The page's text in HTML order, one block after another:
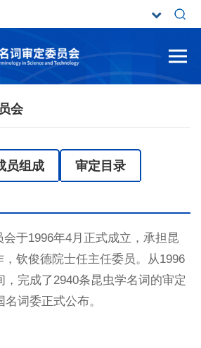
会
员组成 审定目录
于1996年4月正式成立，承担昆
钦俊德院士任主任委员。从1996
，完成了2940条昆虫学名词的审定
词委正式公布。